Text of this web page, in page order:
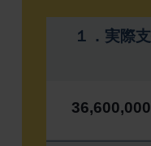
１．実際